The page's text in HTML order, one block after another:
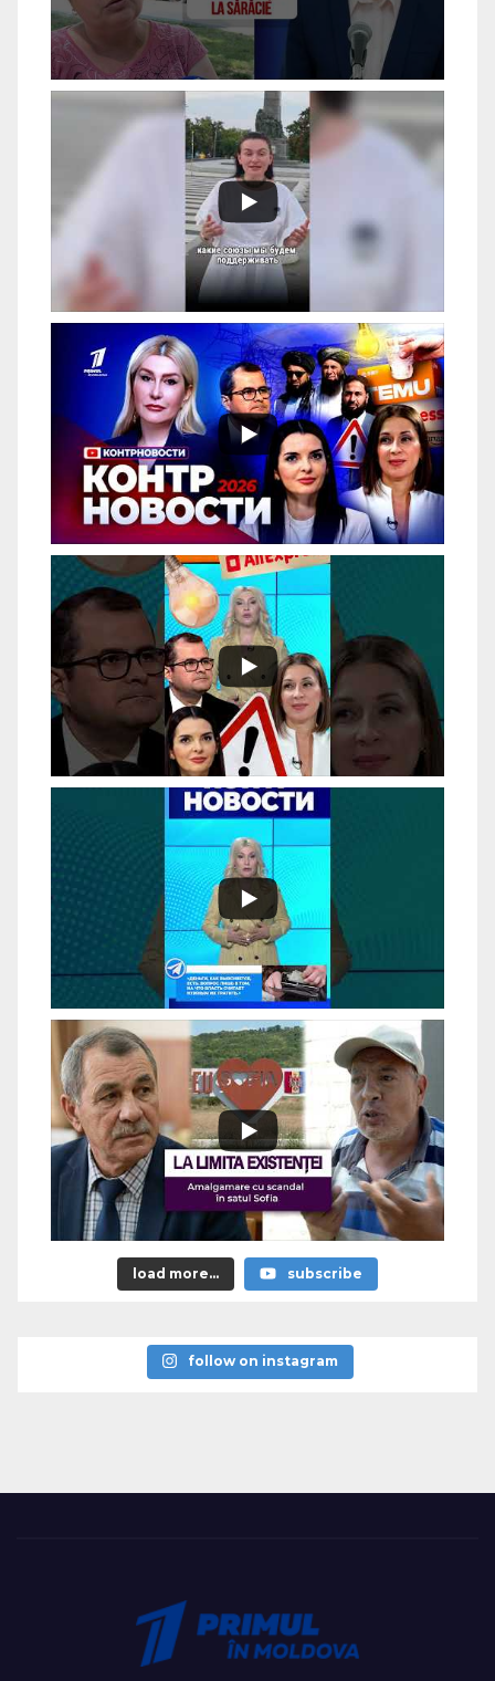
load more... subscribe
follow on instagram